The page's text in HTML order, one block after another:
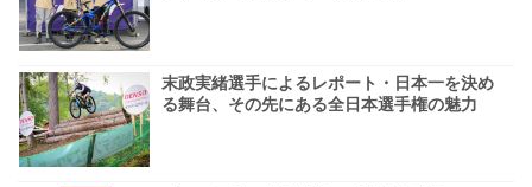
末政実緒選手によるレポート・日本一を決め
る舞台、その先にある全日本選手権の魅力